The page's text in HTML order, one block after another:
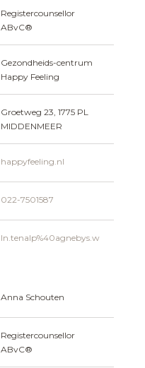
Registercounsellor
ABvC®
Gezondheids-centrum
Happy Feeling
Groetweg 23, 1775 PL
MIDDENMEER
happyfeeling.nl
022-7501587
ln.tenalp%40agnebys.w
Anna Schouten
Registercounsellor
ABvC®